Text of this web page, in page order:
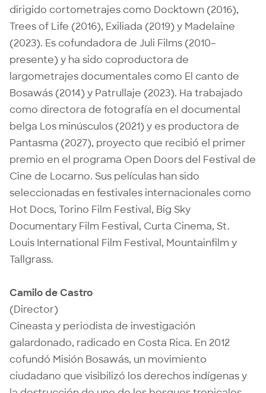
dirigido cortometrajes como Docktown (2016),
Trees of Life (2016), Exiliada (2019) y Madelaine
(2023). Es cofundadora de Juli Films (2010–
presente) y ha sido coproductora de
largometrajes documentales como El canto de
Bosawás (2014) y Patrullaje (2023). Ha trabajado
como directora de fotografía en el documental
belga Los minúsculos (2021) y es productora de
Pantasma (2027), proyecto que recibió el primer
premio en el programa Open Doors del Festival de
Cine de Locarno. Sus películas han sido
seleccionadas en festivales internacionales como
Hot Docs, Torino Film Festival, Big Sky
Documentary Film Festival, Curta Cinema, St.
Louis International Film Festival, Mountainfilm y
Tallgrass.
Camilo de Castro
(Director)
Cineasta y periodista de investigación
galardonado, radicado en Costa Rica. En 2012
cofundó Misión Bosawás, un movimiento
ciudadano que visibilizó los derechos indígenas y